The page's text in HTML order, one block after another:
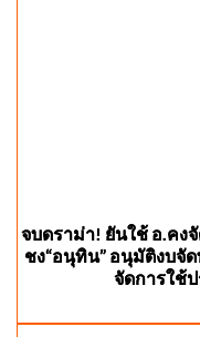
จบดราม่า! ยันใช้ อ.คง
ชง“อนุทิน” อนุมัติงบจั
จัดการใช้